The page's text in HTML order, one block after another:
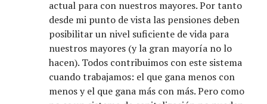
actual para con nuestros mayores. Por tanto
desde mi punto de vista las pensiones deben
posibilitar un nivel suficiente de vida para
nuestros mayores (y la gran mayoría no lo
hacen). Todos contribuimos con este sistema
cuando trabajamos: el que gana menos con
menos y el que gana más con más. Pero como